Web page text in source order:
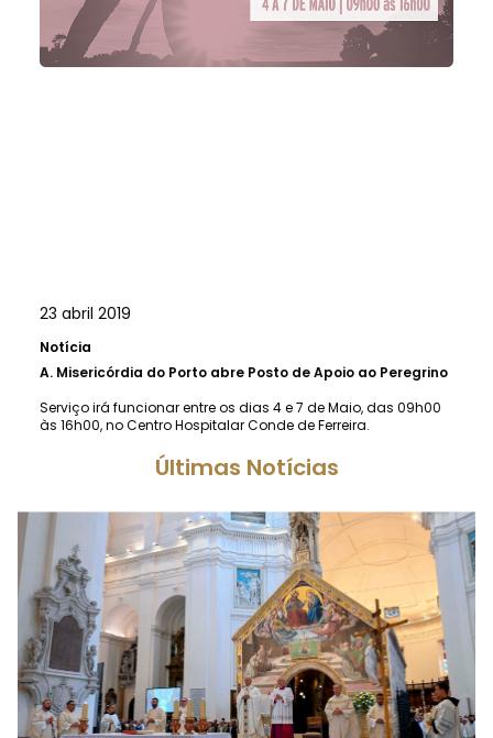
23 abril 2019
Notícia
A. Misericórdia do Porto abre Posto de Apoio ao Peregrino
Serviço irá funcionar entre os dias 4 e 7 de Maio, das 09h00
às 16h00, no Centro Hospitalar Conde de Ferreira.
Últimas Notícias